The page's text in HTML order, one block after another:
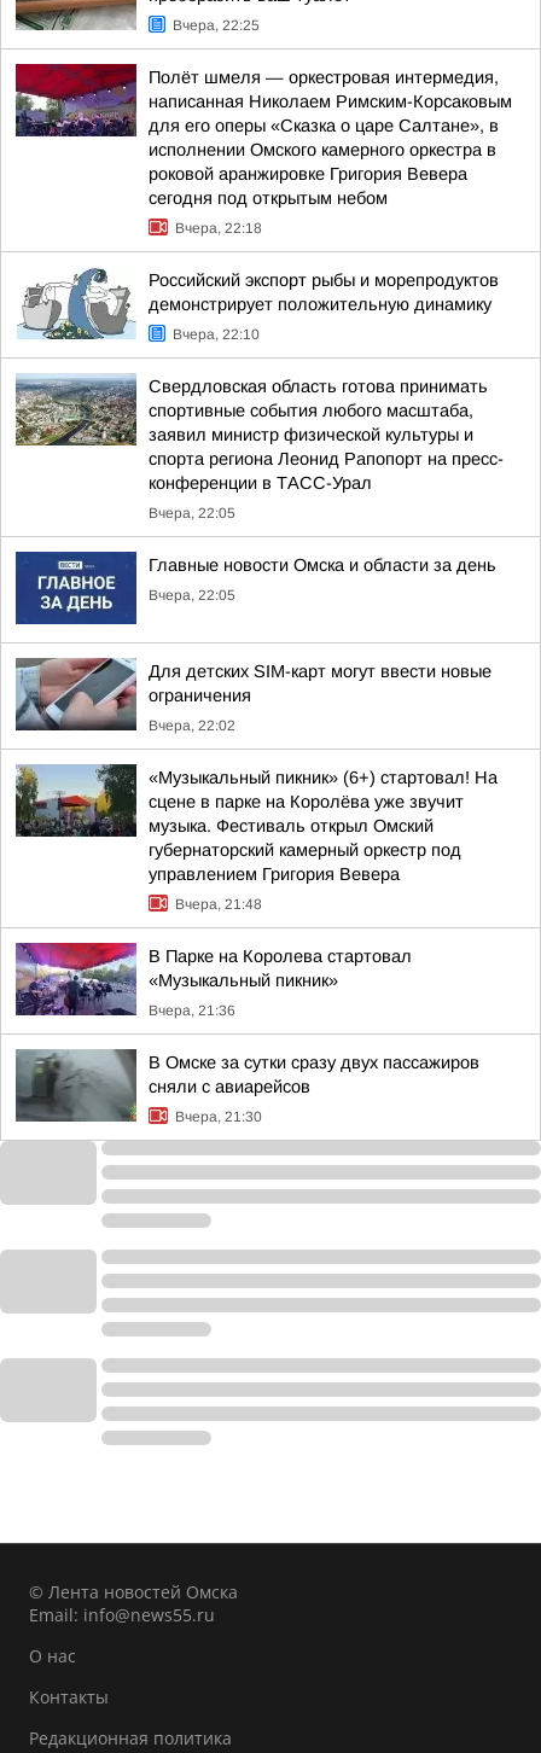
Вчера, 22:25
Полёт шмеля — оркестровая интермедия,
написанная Николаем Римским-Корсаковым
для его оперы «Сказка о царе Салтане», в
исполнении Омского камерного оркестра в
роковой аранжировке Григория Вевера
сегодня под открытым небом
Вчера, 22:18
Российский экспорт рыбы и морепродуктов
демонстрирует положительную динамику
Вчера, 22:10
Свердловская область готова принимать
спортивные события любого масштаба,
заявил министр физической культуры и
спорта региона Леонид Рапопорт на пресс-
конференции в ТАСС-Урал
Вчера, 22:05
Главные новости Омска и области за день
Вчера, 22:05
Для детских SIM-карт могут ввести новые
ограничения
Вчера, 22:02
«Музыкальный пикник» (6+) стартовал! На
сцене в парке на Королёва уже звучит
музыка. Фестиваль открыл Омский
губернаторский камерный оркестр под
управлением Григория Вевера
Вчера, 21:48
В Парке на Королева стартовал
«Музыкальный пикник»
Вчера, 21:36
В Омске за сутки сразу двух пассажиров
сняли с авиарейсов
Вчера, 21:30
© Лента новостей Омска
Email: info@news55.ru
О нас
Контакты
Редакционная политика